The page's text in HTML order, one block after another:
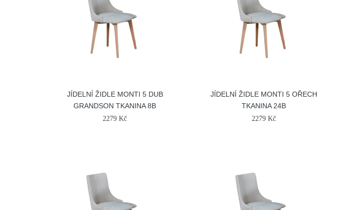
JÍDELNÍ ŽIDLE MONTI 5 DUB
GRANDSON TKANINA 8B
2279 Kč
JÍDELNÍ ŽIDLE MONTI 5 OŘECH
TKANINA 24B
2279 Kč